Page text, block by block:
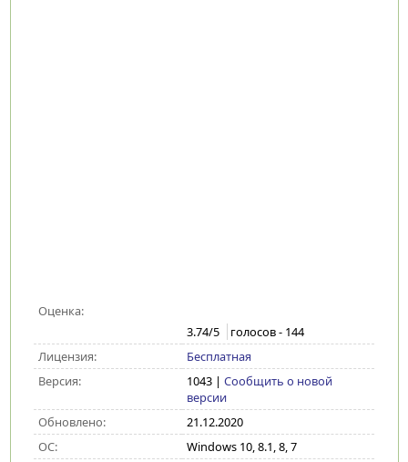
Оценка:
3.74/5 голосов - 144
Лицензия:
Бесплатная
Версия:
1043| Сообщить о новой
версии
Обновлено:
21.12.2020
ОС:
Windows 10, 8.1, 8, 7